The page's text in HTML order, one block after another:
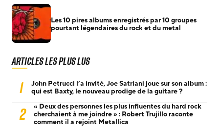
Les 10 pires albums enregistrés par 10 groupes
pourtant légendaires du rock et du metal
Articles les plus lus
1
John Petrucci l’a invité, Joe Satriani joue sur son album :
qui est Baxty, le nouveau prodige de la guitare ?
2
« Deux des personnes les plus influentes du hard rock
cherchaient à me joindre » : Robert Trujillo raconte
comment il a rejoint Metallica